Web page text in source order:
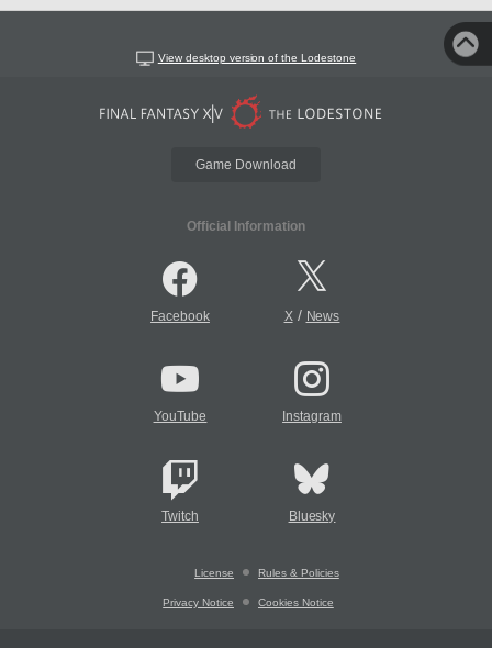
View desktop version of the Lodestone
Game Download
Official Information
Facebook X/ News
YouTube Instagram
Twitch Bluesky
License Rules & Policies
Privacy Notice Cookies Notice